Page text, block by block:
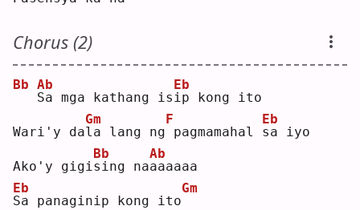
Chorus (2)
Bb
S
Ab
a mga kathang isi
Eb
p kong ito
Wari'y dal
Gm
a lang ng
F
pagmamahal s
Eb
a iyo
Ako'y gigis
Bb
ing naa
Ab
aaaaa
S
Eb
a panaginip kong ito
Gm